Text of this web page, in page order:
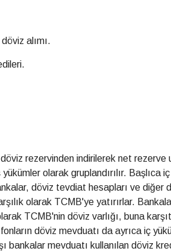
alımı.
rezervinden indirilerek net rezerve
olarak gruplandırılır. Başlıca
döviz tevdiat hesapları ve diğer
olarak TCMB'ye yatırırlar.
TCMB'nin döviz varlığı, buna
döviz mevduatı da ayrıca iç
bankalar mevduatı kullanılan döviz